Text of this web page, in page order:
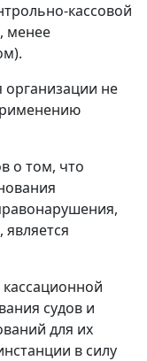
кассовой
менее
организации не
о том, что
является
судов и
для их
в силу